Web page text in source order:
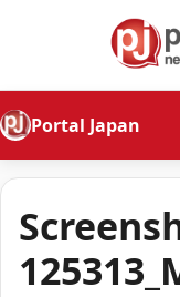
Portal Japan